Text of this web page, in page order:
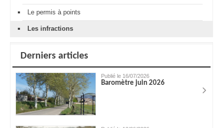
Le permis à points
Les infractions
Derniers articles
Publié le 16/07/2026
Baromètre juin 2026